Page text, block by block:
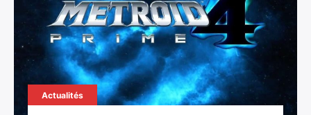
Actualités
Rechercher